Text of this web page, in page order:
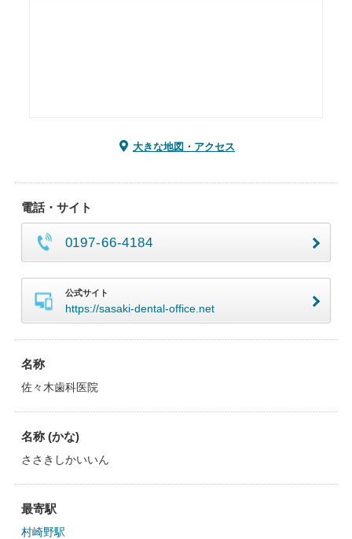
大きな地図・アクセス
電話・サイト
0197-66-4184
公式サイト
https://sasaki-dental-office.net
名称
佐々木歯科医院
名称 (かな)
ささきしかいいん
最寄駅
村崎野駅